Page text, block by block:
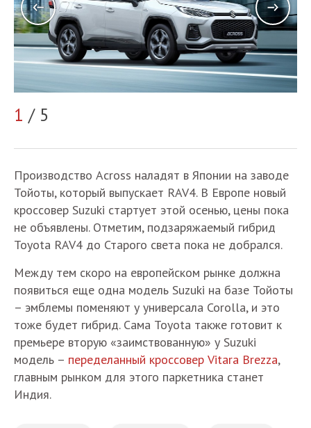
1 / 5
Производство Across наладят в Японии на заводе
Тойоты, который выпускает RAV4. В Европе новый
кроссовер Suzuki стартует этой осенью, цены пока
не объявлены. Отметим, подзаряжаемый гибрид
Toyota RAV4 до Старого света пока не добрался.
Между тем скоро на европейском рынке должна
появиться еще одна модель Suzuki на базе Тойоты
– эмблемы поменяют у универсала Corolla, и это
тоже будет гибрид. Сама Toyota также готовит к
премьере вторую «заимствованную» у Suzuki
модель – переделанный кроссовер Vitara Brezza,
главным рынком для этого паркетника станет
Индия.